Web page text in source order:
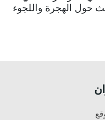
حول الهجرة واللجوء